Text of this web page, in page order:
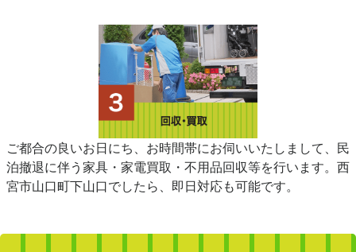
ご都合の良いお日にち、お時間帯にお伺いいたしまして、民
泊撤退に伴う家具・家電買取・不用品回収等を行います。西
宮市山口町下山口でしたら、即日対応も可能です。